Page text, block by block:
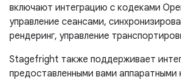
включают интеграцию с кодеками
управление сеансами,
рендеринг, управление
Stagefright также поддерживает
предоставленными вами аппаратными